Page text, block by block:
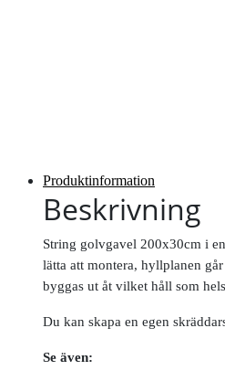
Produktinformation
Beskrivning
String golvgavel 200x30cm i
lätta att montera, hyllplanen
byggas ut åt vilket håll som
Du kan skapa en egen
Se även: